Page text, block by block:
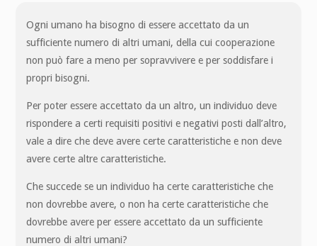
Ogni umano ha bisogno di essere accettato da un
sufficiente numero di altri umani, della cui cooperazione
non può fare a meno per sopravvivere e per soddisfare i
propri bisogni.
Per poter essere accettato da un altro, un individuo deve
rispondere a certi requisiti positivi e negativi posti dall’altro,
vale a dire che deve avere certe caratteristiche e non deve
avere certe altre caratteristiche.
Che succede se un individuo ha certe caratteristiche che
non dovrebbe avere, o non ha certe caratteristiche che
dovrebbe avere per essere accettato da un sufficiente
numero di altri umani?